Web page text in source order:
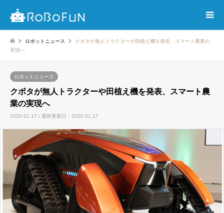
ロボットニュース
クボタが無人トラクターや田植え機を発表、スマート農業の
実現へ
ロボットニュース
クボタが無人トラクターや田植え機を発表、スマート農
業の実現へ
2020.01.17 / 最終更新日：2020.01.17